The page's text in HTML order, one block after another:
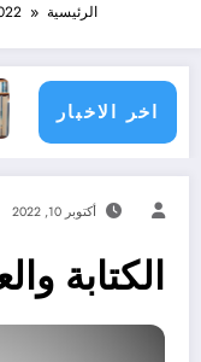
الرئيسية
اخر الاخبار
زغار”
أكتوبر 10, 2022
الكتابة